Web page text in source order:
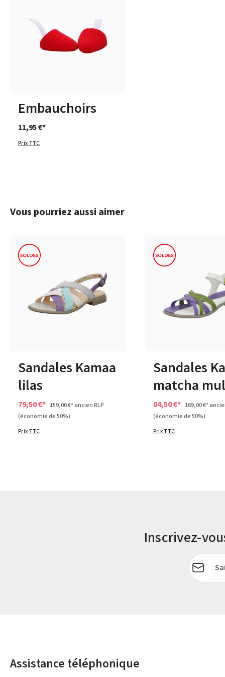
Embauchoirs
11,95 €*
Prix TTC
Ignorer la galerie de produits
Vous pourriez aussi aimer
Sandales Kamaa
lilas
79,50 €* 159,00 €*ancien RLP
(économie de 50%)
Prix TTC
Sandales
matcha
84,50 €* 169,00 €*
(économie de 50%)
Prix TTC
Inscrivez-
Adresse e-
Assistance téléphonique